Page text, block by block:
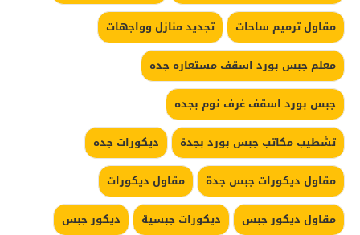
مقاول ترميم ساحات
تجديد منازل وواجهات
معلم جبس بورد اسقف مستعاره جده
جبس بورد اسقف غرف نوم بجده
تشطيب مكاتب جبس بورد بجدة
ديكورات جده
مقاول ديكورات جبس جدة
مقاول ديكورات
مقاول ديكور جبس
ديكورات جبسية
ديكور جبس